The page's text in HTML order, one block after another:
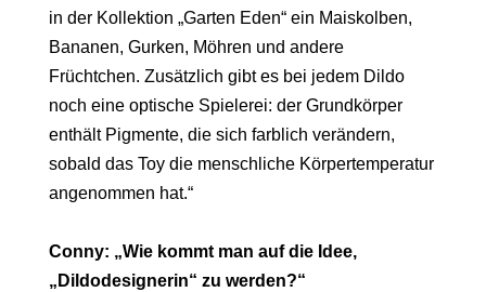
in der Kollektion „Garten Eden“ ein Maiskolben,
Bananen, Gurken, Möhren und andere
Früchtchen. Zusätzlich gibt es bei jedem Dildo
noch eine optische Spielerei: der Grundkörper
enthält Pigmente, die sich farblich verändern,
sobald das Toy die menschliche Körpertemperatur
angenommen hat.“
Conny: „Wie kommt man auf die Idee,
„Dildodesignerin“ zu werden?“